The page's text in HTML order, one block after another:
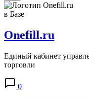
в Базе
Onefill.ru
Единый кабинет
торговли
0